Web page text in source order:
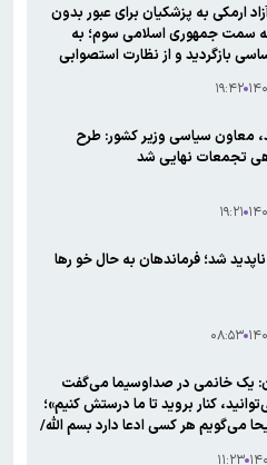
ارمکی به پزشکیان برای عبور بدون
سمت جمهوری اسلامی سوم؛ به
بازگردید و از نظارت استصوابی
۱۷ ۱۹:۴۲
معاون سیاسی وزیر کشور: طرح
تجمعات نهایی شد
۱۷ ۱۹:۲۱
ناپدید شد؛ فرماندهان به حال خو رها
۱۷ ۰۸:۵۳
یک خانمی در صداوسیما می‌گفت
کنار بروید تا ما درستش کنیم»؛
می‌گویم هر کسی ادعا دارد بسم الله/
۱۱:۲۳